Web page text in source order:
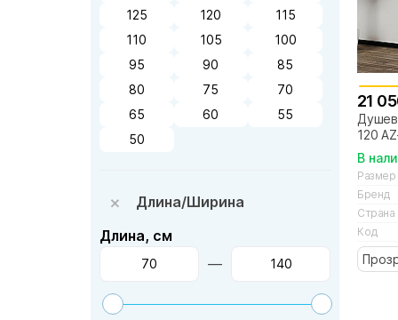
125
120
115
110
105
100
95
90
85
80
75
70
65
60
55
50
Длина/Ширина
Длина, см
—
21
120
золото
В
Размер
Бренд
Страна
Код